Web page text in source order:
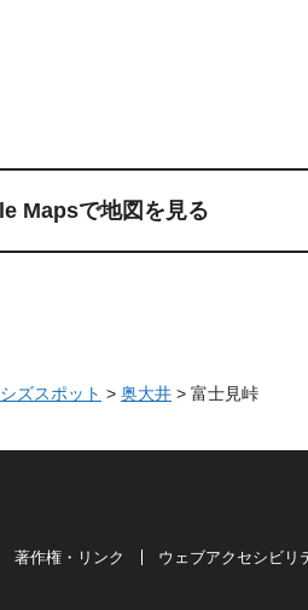
Mapsで地図を見る
ズスポット > 奥大井 > 富士見峠
著作権・リンク ウェブアクセシビリ